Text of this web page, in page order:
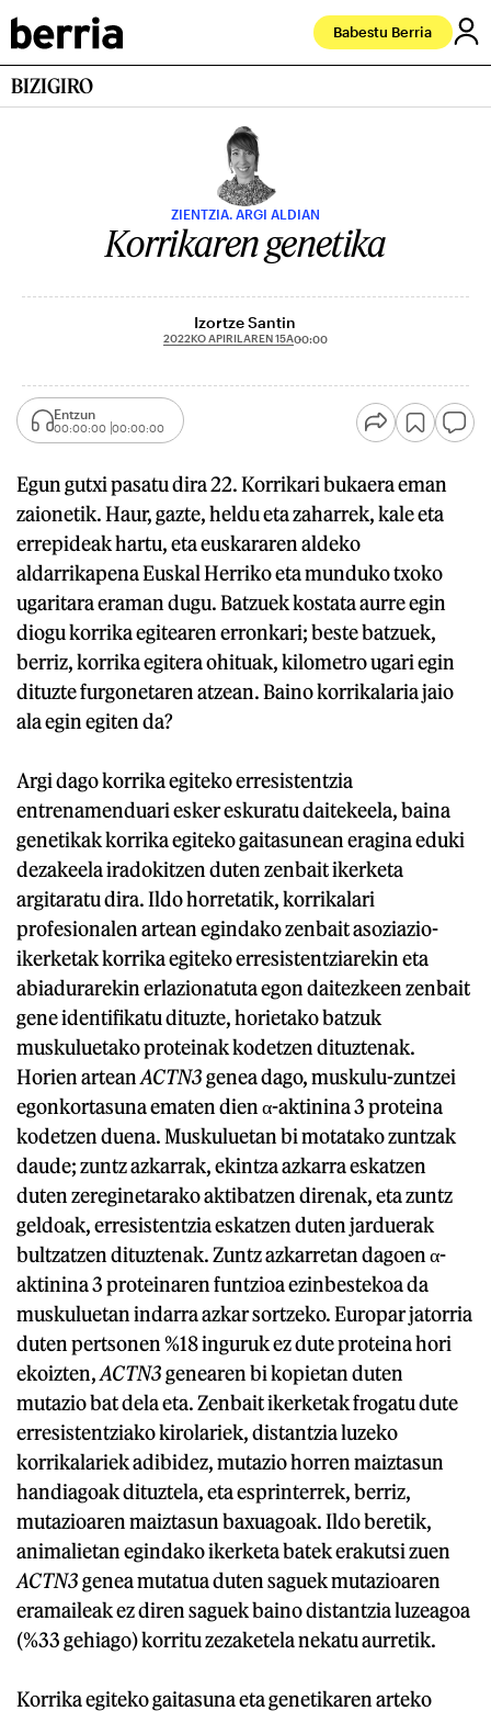
Babestu Berria
BIZIGIRO
ZIENTZIA. ARGI ALDIAN
Korrikaren genetika
Izortze Santin
2022KO APIRILAREN 15A00:00
Entzun
00:00:00 00:00:00
Egun gutxi pasatu dira 22. Korrikari bukaera eman
zaionetik. Haur, gazte, heldu eta zaharrek, kale eta
errepideak hartu, eta euskararen aldeko
aldarrikapena Euskal Herriko eta munduko txoko
ugaritara eraman dugu. Batzuek kostata aurre egin
diogu korrika egitearen erronkari; beste batzuek,
berriz, korrika egitera ohituak, kilometro ugari egin
dituzte furgonetaren atzean. Baino korrikalaria jaio
ala egin egiten da?
Argi dago korrika egiteko erresistentzia
entrenamenduari esker eskuratu daitekeela, baina
genetikak korrika egiteko gaitasunean eragina eduki
dezakeela iradokitzen duten zenbait ikerketa
argitaratu dira. Ildo horretatik, korrikalari
profesionalen artean egindako zenbait asoziazio-
ikerketak korrika egiteko erresistentziarekin eta
abiadurarekin erlazionatuta egon daitezkeen zenbait
gene identifikatu dituzte, horietako batzuk
muskuluetako proteinak kodetzen dituztenak.
Horien arteanACTN3genea dago, muskulu-zuntzei
egonkortasuna ematen dien α-aktinina 3 proteina
kodetzen duena. Muskuluetan bi motatako zuntzak
daude; zuntz azkarrak, ekintza azkarra eskatzen
duten zereginetarako aktibatzen direnak, eta zuntz
geldoak, erresistentzia eskatzen duten jarduerak
bultzatzen dituztenak. Zuntz azkarretan dagoen α-
aktinina 3 proteinaren funtzioa ezinbestekoa da
muskuluetan indarra azkar sortzeko. Europar jatorria
duten pertsonen %18 inguruk ez dute proteina hori
ekoizten,ACTN3genearen bi kopietan duten
mutazio bat dela eta. Zenbait ikerketak frogatu dute
erresistentziako kirolariek, distantzia luzeko
korrikalariek adibidez, mutazio horren maiztasun
handiagoak dituztela, eta esprinterrek, berriz,
mutazioaren maiztasun baxuagoak. Ildo beretik,
animalietan egindako ikerketa batek erakutsi zuen
ACTN3genea mutatua duten saguek mutazioaren
eramaileak ez diren saguek baino distantzia luzeagoa
(%33 gehiago) korritu zezaketela nekatu aurretik.
Korrika egiteko gaitasuna eta genetikaren arteko